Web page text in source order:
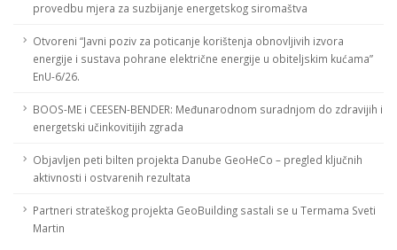
provedbu mjera za suzbijanje energetskog siromaštva
Otvoreni “Javni poziv za poticanje korištenja obnovljivih izvora
energije i sustava pohrane električne energije u obiteljskim kućama”
EnU-6/26.
BOOS-ME i CEESEN-BENDER: Međunarodnom suradnjom do zdravijih i
energetski učinkovitijih zgrada
Objavljen peti bilten projekta Danube GeoHeCo – pregled ključnih
aktivnosti i ostvarenih rezultata
Partneri strateškog projekta GeoBuilding sastali se u Termama Sveti
Martin